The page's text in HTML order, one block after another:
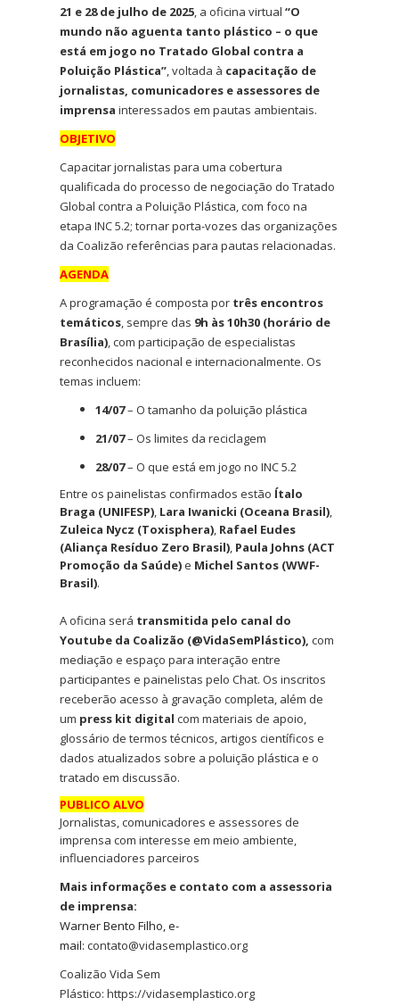
21 e 28 de julho de 2025 , a oficina virtual“O
mundo não aguenta tanto plástico – o que
está em jogo no Tratado Global contra a
Poluição Plástica” , voltada à capacitação de
jornalistas, comunicadores e assessores de
imprensa interessados em pautas ambientais.
OBJETIVO
Capacitar jornalistas para uma cobertura
qualificada do processo de negociação do Tratado
Global contra a Poluição Plástica, com foco na
etapa INC 5.2; tornar porta-vozes das organizações
da Coalizão referências para pautas relacionadas.
AGENDA
A programação é composta por três encontros
temáticos , sempre das 9h às 10h30 (horário de
Brasília) , com participação de especialistas
reconhecidos nacional e internacionalmente. Os
temas incluem:
14/07– O tamanho da poluição plástica
21/07– Os limites da reciclagem
28/07– O que está em jogo no INC 5.2
Entre os painelistas confirmados estão Ítalo
Braga (UNIFESP) Lara Iwanicki (Oceana Brasil)
Zuleica Nycz (Toxisphera) Rafael Eudes
(Aliança Resíduo Zero Brasil) Paula Johns (ACT
Promoção da Saúde)e Michel Santos (WWF-
Brasil).
A oficina será transmitida pelo canal do
Youtube da Coalizão (@VidaSemPlástico) com
mediação e espaço para interação entre
participantes e painelistas pelo Chat. Os inscritos
receberão acesso à gravação completa, além de
um press kit digital com materiais de apoio,
glossário de termos técnicos, artigos científicos e
dados atualizados sobre a poluição plástica e o
tratado em discussão.
PUBLICO ALVO
Jornalistas, comunicadores e assessores de
imprensa com interesse em meio ambiente,
influenciadores parceiros
Mais informações e contato com a assessoria
de imprensa:
Warner Bento Filho, e-
mail: contato@vidasemplastico.org
Coalizão Vida Sem
Plástico: https://vidasemplastico.org